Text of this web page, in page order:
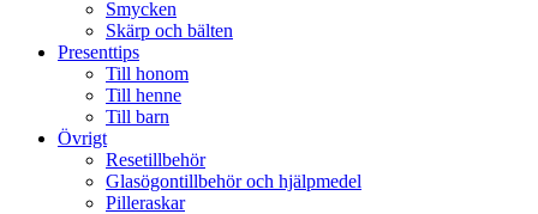
Smycken
Skärp och bälten
Presenttips
Till honom
Till henne
Till barn
Övrigt
Resetillbehör
Glasögontillbehör och hjälpmedel
Pilleraskar